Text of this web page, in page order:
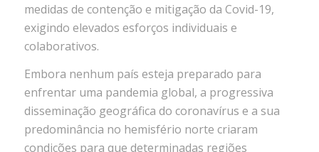
medidas de contenção e mitigação da Covid-19,
exigindo elevados esforços individuais e
colaborativos.
Embora nenhum país esteja preparado para
enfrentar uma pandemia global, a progressiva
disseminação geográfica do coronavírus e a sua
predominância no hemisfério norte criaram
condições para que determinadas regiões